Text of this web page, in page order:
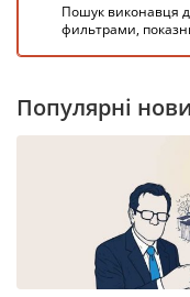
Пошук виконавця
фильтрами,
Популярні